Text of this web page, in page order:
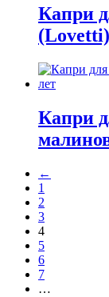
Капри
Капри
←
1
2
3
4
5
6
7
…